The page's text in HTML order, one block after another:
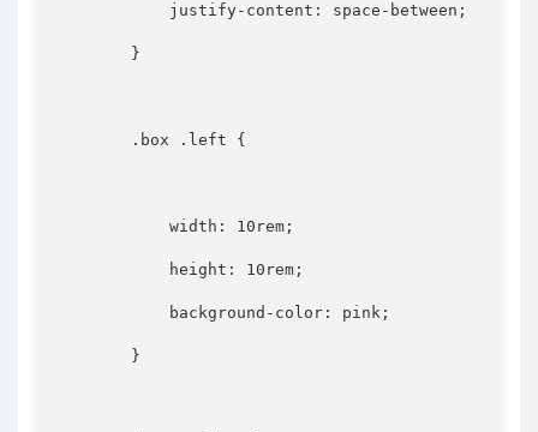
justify-content : space-between ;
}
.box .left {
width : 10rem ;
height : 10rem ;
background-color : pink ;
}